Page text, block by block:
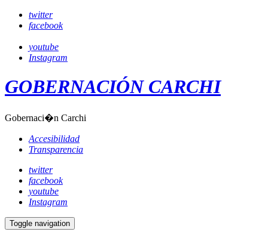
twitter
facebook
youtube
Instagram
GOBERNACIÓN CARCHI
Gobernaci�n Carchi
Accesibilidad
Transparencia
twitter
facebook
youtube
Instagram
Toggle navigation